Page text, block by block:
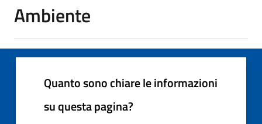
Ambiente
Quanto sono chiare le informazioni
su questa pagina?